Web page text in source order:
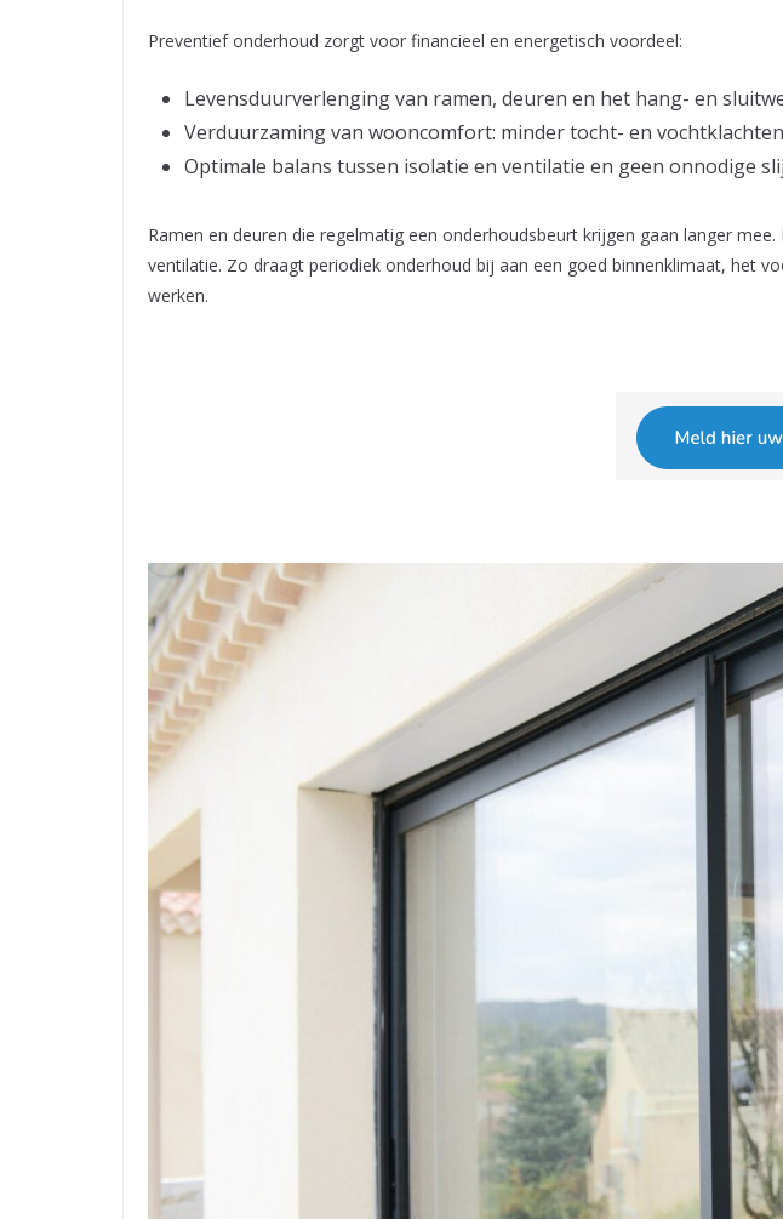
Preventief onderhoud zorgt voor financieel en energetisch voordeel:
Levensduurverlenging van ramen, deuren en het hang- en
Verduurzaming van wooncomfort: minder tocht- en
Optimale balans tussen isolatie en ventilatie en geen onnodige
Ramen en deuren die regelmatig een onderhoudsbeurt krijgen gaan langer
ventilatie. Zo draagt periodiek onderhoud bij aan een goed binnenklimaat, het
werken.